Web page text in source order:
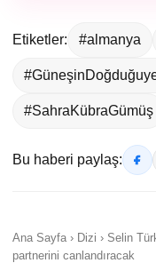
Etiketler: #almanya
#SahraKübraGümüş
Bu haberi paylaş:
Ana Sayfa › Dizi › Selin
partnerini canlandıracak